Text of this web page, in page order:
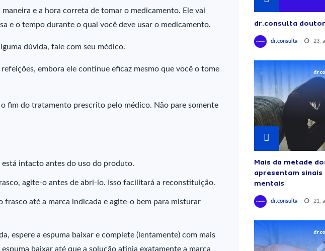
e a hora correta de tomar o medicamento. Ele vai
e o tempo durante o qual você deve usar o medicamento.
dúvida, fale com seu médico.
embora ele continue eficaz mesmo que você o tome
fim do tratamento prescrito pelo médico. Não pare somente
intacto antes do uso do produto.
agite-o antes de abri-lo. Isso facilitará a reconstituição.
até a marca indicada e agite-o bem para misturar
espere a espuma baixar e complete (lentamente) com mais
baixar até que a solução atinja exatamente a marca
dr.consulta
dr.consulta 23,
Mais da metade
apresentam
mentais
dr.consulta 21,